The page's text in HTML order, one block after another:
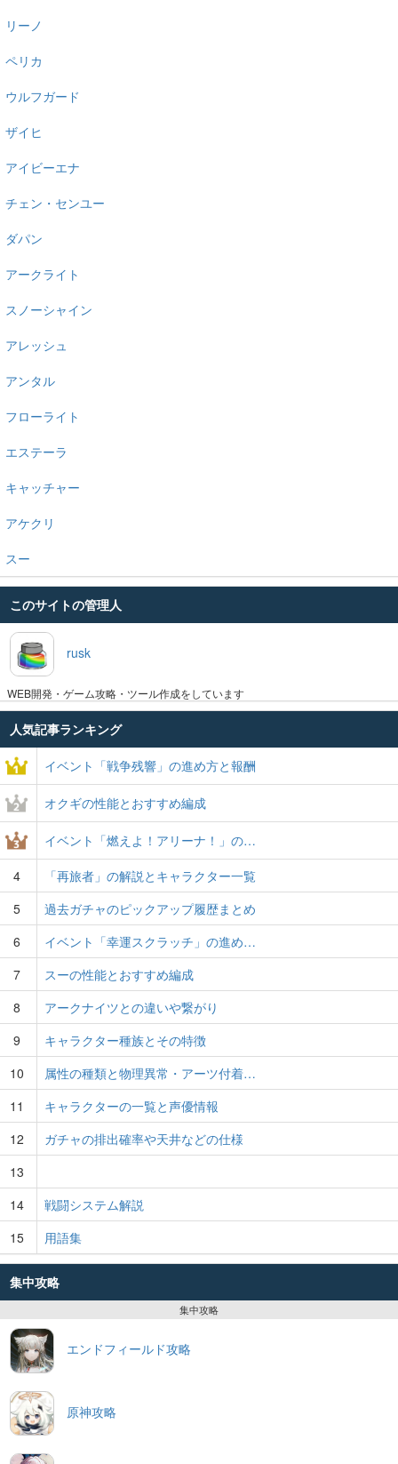
リーノ
ペリカ
ウルフガード
ザイヒ
アイビーエナ
チェン・センユー
ダパン
アークライト
スノーシャイン
アレッシュ
アンタル
フローライト
エステーラ
キャッチャー
アケクリ
スー
このサイトの管理人
rusk
開発・ゲーム攻略・ツール作成をしています
人気記事ランキング
イベント「戦争残響」の進め方と報酬
オクギの性能とおすすめ編成
イベント「燃えよ！アリーナ！」の…
4
「再旅者」の解説とキャラクター一覧
5
過去ガチャのピックアップ履歴まとめ
6
イベント「幸運スクラッチ」の進め…
7
スーの性能とおすすめ編成
8
アークナイツとの違いや繋がり
9
キャラクター種族とその特徴
10
属性の種類と物理異常・アーツ付着…
11
キャラクターの一覧と声優情報
12
ガチャの排出確率や天井などの仕様
13
14
戦闘システム解説
15
用語集
集中攻略
集中攻略
エンドフィールド攻略
原神攻略